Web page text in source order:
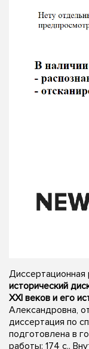
Диссертационная
исторический
XXI веков и его
Александровна,
диссертация по
подготовлена в
работы: 174 с..